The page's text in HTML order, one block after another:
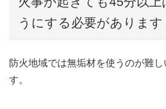
うにする必要があります
防火地域では無垢材を使うのが難
す。